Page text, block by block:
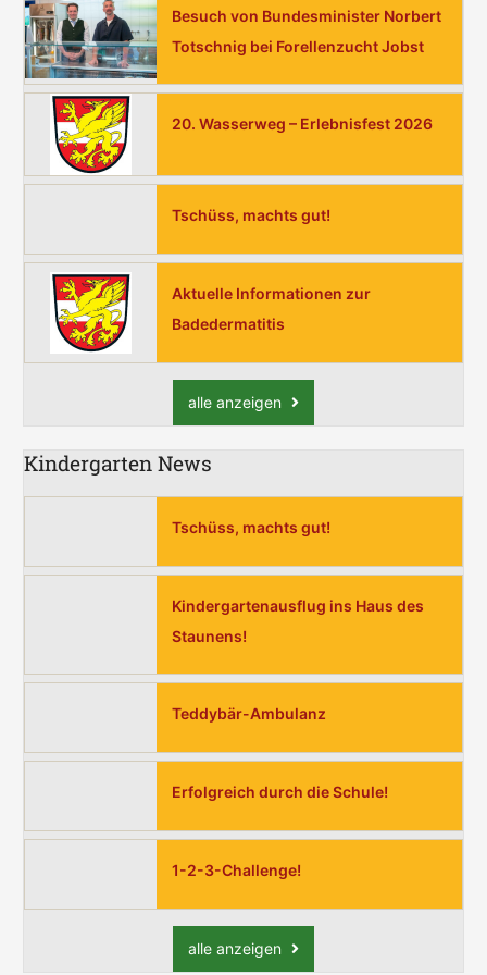
c
h
:
Besuch von Bundesminister Norbert
Totschnig bei Forellenzucht Jobst
20. Wasserweg – Erlebnisfest 2026
Tschüss, machts gut!
Aktuelle Informationen zur
Badedermatitis
alle anzeigen
Kindergarten News
Tschüss, machts gut!
Kindergartenausflug ins Haus des
Staunens!
Teddybär-Ambulanz
Erfolgreich durch die Schule!
1-2-3-Challenge!
alle anzeigen